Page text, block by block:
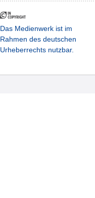
Das Medienwerk ist im
Rahmen des deutschen
Urheberrechts nutzbar.